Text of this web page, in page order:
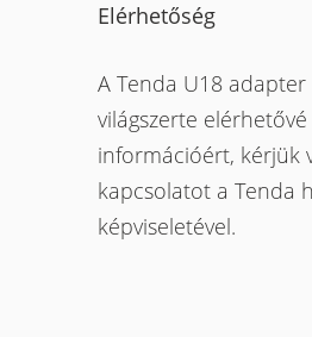
Elérhetőség
A Tenda U18
világszerte
információért, kérjük
kapcsolatot a Tenda
képviseletével.